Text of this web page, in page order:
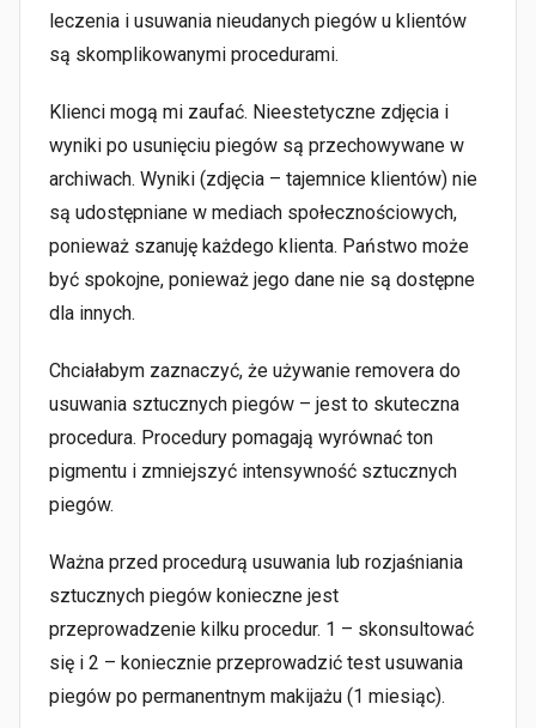
leczenia i usuwania nieudanych piegów u klientów
są skomplikowanymi procedurami.
Klienci mogą mi zaufać. Nieestetyczne zdjęcia i
wyniki po usunięciu piegów są przechowywane w
archiwach. Wyniki (zdjęcia – tajemnice klientów) nie
są udostępniane w mediach społecznościowych,
ponieważ szanuję każdego klienta. Państwo może
być spokojne, ponieważ jego dane nie są dostępne
dla innych.
Chciałabym zaznaczyć, że używanie removera do
usuwania sztucznych piegów – jest to skuteczna
procedura. Procedury pomagają wyrównać ton
pigmentu i zmniejszyć intensywność sztucznych
piegów.
Ważna przed procedurą usuwania lub rozjaśniania
sztucznych piegów konieczne jest
przeprowadzenie kilku procedur. 1 – skonsultować
się i 2 – koniecznie przeprowadzić test usuwania
piegów po permanentnym makijażu (1 miesiąc).